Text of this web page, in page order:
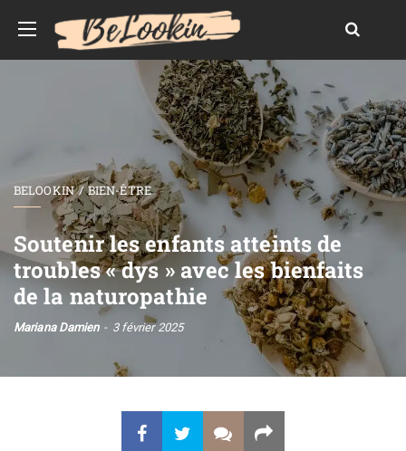
BELOOKIN BIEN-ÊTRE
Soutenir les enfants atteints de
troubles « dys » avec les bienfaits
de la naturopathie
Mariana Damien 3 février 2025